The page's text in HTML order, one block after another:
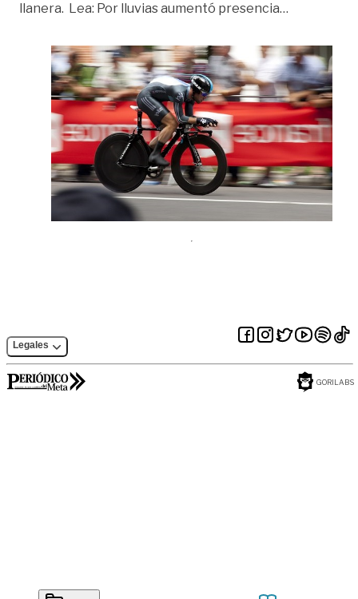
llanera. Lea: Por lluvias aumentó presencia…
Legales
GORILABS